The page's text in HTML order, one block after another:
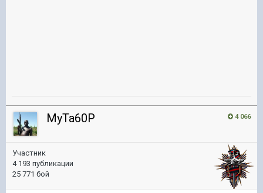
4 066
MyTa60P
Участник
4 193 публикации
25 771 бой